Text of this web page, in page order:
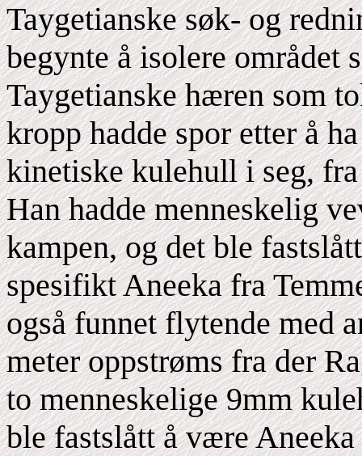
Taygetianske søk- og
begynte å isolere området
Taygetianske hæren som
kropp hadde spor etter å
kinetiske kulehull i seg,
Han hadde menneskelig
kampen, og det ble
spesifikt Aneeka fra
også funnet flytende med
meter oppstrøms fra der
to menneskelige 9mm
ble fastslått å være Aneeka